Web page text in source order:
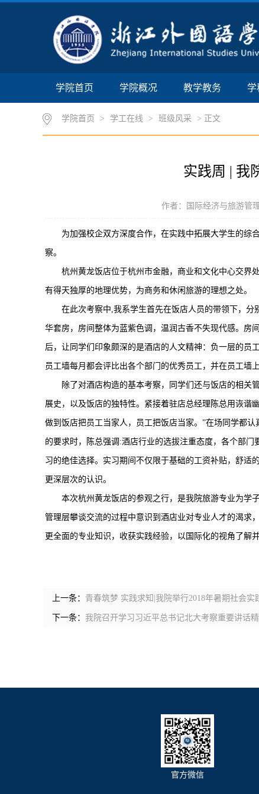
学院首页 学院概况 教学教务 学
学院首页 > 学工在线 > 班级风采 > 正文
实践周 | 我
作者：国际经济与旅游管
为加强校企双方深度合作，在实践中拓展大学生的综
察。
杭州黄龙饭店位于杭州市金融，商业和文化中心交界
有得天独厚的地理优势，为商务和休闲旅游的理想之处。
在此次考察中,我系学生首先在饭店人员的带领下，
华套房，房间整体为蓝紫色调，温润古香不失现代感。房
后，让同学们印象颇深的是酒店的人文精神：负一层的员
员工墙每月都会评比出各个部门的优秀员工，并在员工墙
除了对酒店构造的基本考察，同学们还与饭店的相关
展史，以及饭店的独特性。紧接着驻店总经理陈总用诙谐
做到饭店把员工当家人，员工把饭店当家。”在场同学都
的要求时，陈总强调:酒店行业的选拔注重态度，各个部
习的绝佳选择。实习期间不仅限于基础的工资补贴，舒适
更深层次的认识。
本次杭州黄龙饭店的参观之行，是我院旅游专业为学
管理层攀谈交流的过程中意识到酒店业对专业人才的渴求
更全面的专业知识，收获实践经验，以国际化的视角了解
上一条： 青春筑梦 实践求知|我院举行2018年暑期社会实
下一条： 我院召开学习习近平总书记北大考察重要讲话
官方微信